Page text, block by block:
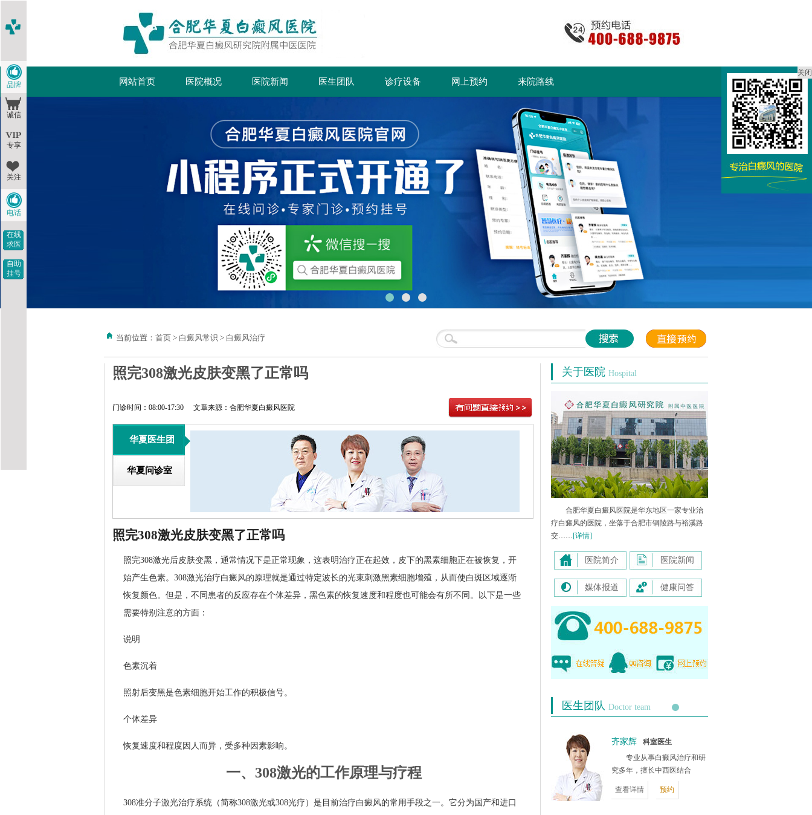
品牌
诚信
专享
关注
电话
在线
求医
自助
挂号
网站首页 医院概况 医院新闻 医生团队 诊疗设备 网上预约 来院路线
关闭
当前位置： 首页 > 白癜风常识 > 白癜风治疗
照完308激光皮肤变黑了正常吗
门诊时间：08:00-17:30 文章来源：合肥华夏白癜风医院
华夏医生团
华夏问诊室
照完308激光皮肤变黑了正常吗
照完308激光后皮肤变黑，通常情况下是正常现象，这表明治疗正在起效，皮下的黑素细胞正在被恢复，开
始产生色素。308激光治疗白癜风的原理就是通过特定波长的光束刺激黑素细胞增殖，从而使白斑区域逐渐
恢复颜色。但是，不同患者的反应存在个体差异，黑色素的恢复速度和程度也可能会有所不同。以下是一些
需要特别注意的方面：
说明
色素沉着
照射后变黑是色素细胞开始工作的积极信号。
个体差异
恢复速度和程度因人而异，受多种因素影响。
一、308激光的工作原理与疗程
308准分子激光治疗系统（简称308激光或308光疗）是目前治疗白癜风的常用手段之一。它分为国产和进口
关于医院 Hospital
合肥华夏白癜风医院是华东地区一家专业治
疗白癜风的医院，坐落于合肥市铜陵路与裕溪路
交……[详情]
医院简介 医院新闻
媒体报道 健康问答
医生团队 Doctor team
齐家辉
科室医生
专业从事白癜风治疗和研
究多年，擅长中西医结合
查看详情 预约